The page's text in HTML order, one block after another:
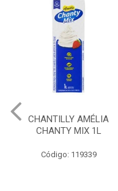
BATATA PALHA KARIS 70G
Código: 133998